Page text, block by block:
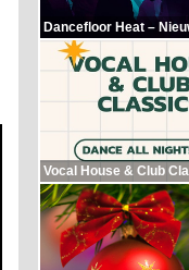
Dancefloor Heat –
Vocal House & Club